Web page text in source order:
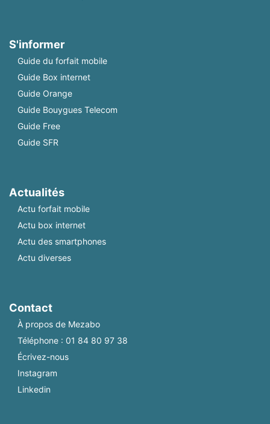
S'informer
Guide du forfait mobile
Guide Box internet
Guide Orange
Guide Bouygues Telecom
Guide Free
Guide SFR
Actualités
Actu forfait mobile
Actu box internet
Actu des smartphones
Actu diverses
Contact
À propos de Mezabo
Téléphone : 01 84 80 97 38
Écrivez-nous
Instagram
Linkedin